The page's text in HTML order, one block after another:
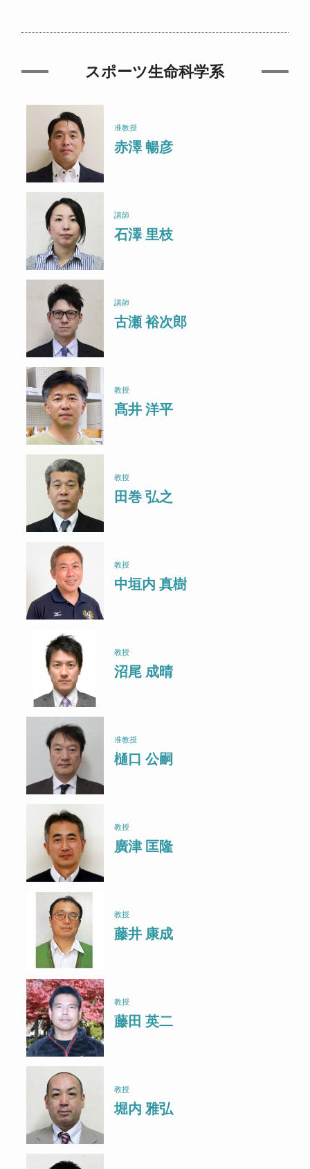
スポーツ生命科学系
赤澤 暢彦
准教授
石澤 里枝
講師
古瀬 裕次郎
講師
髙井 洋平
教授
田巻 弘之
教授
中垣内 真樹
教授
沼尾 成晴
教授
樋口 公嗣
准教授
廣津 匡隆
教授
藤井 康成
教授
藤田 英二
教授
堀内 雅弘
教授